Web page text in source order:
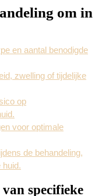
om in
en aantal benodigde
zwelling of tijdelijke
op
voor optimale
de behandeling,
huid.
specifieke